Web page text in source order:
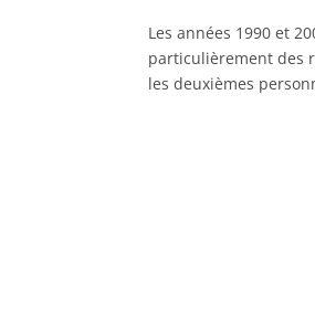
Les années 1990 et
particulièrement des
les deuxièmes